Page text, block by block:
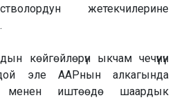
жетекчилерине
көйгөйлөрүн ыкчам чечүүнүн
эле ААРнын алкагында
менен иштөөдө шаардык